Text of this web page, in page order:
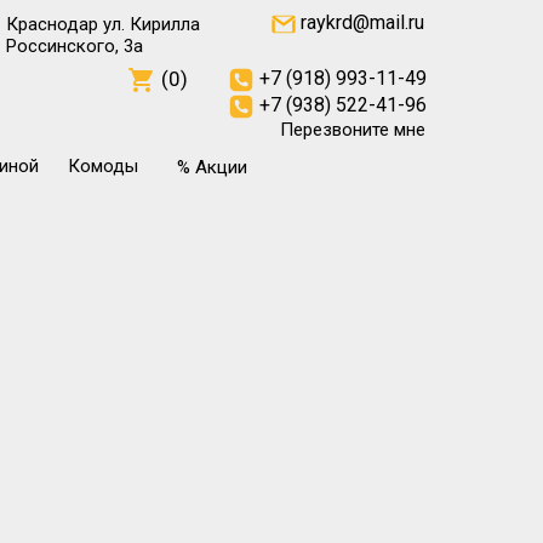
Краснодар ул. Кирилла
Россинского, 3а
raykrd@mail.ru
Перезвоните мне
Комоды % Акции
(0)
+7 (918) 993-11-49
+7 (938) 522-41-96